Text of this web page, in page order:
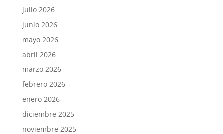
julio 2026
junio 2026
mayo 2026
abril 2026
marzo 2026
febrero 2026
enero 2026
diciembre 2025
noviembre 2025